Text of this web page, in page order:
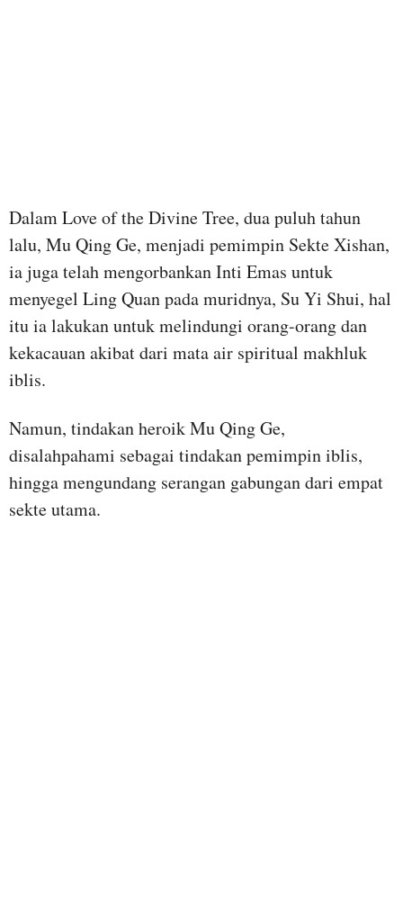
Dalam Love of the Divine Tree, dua puluh tahun
lalu, Mu Qing Ge, menjadi pemimpin Sekte Xishan,
ia juga telah mengorbankan Inti Emas untuk
menyegel Ling Quan pada muridnya, Su Yi Shui, hal
itu ia lakukan untuk melindungi orang-orang dan
kekacauan akibat dari mata air spiritual makhluk
iblis.
Namun, tindakan heroik Mu Qing Ge,
disalahpahami sebagai tindakan pemimpin iblis,
hingga mengundang serangan gabungan dari empat
sekte utama.